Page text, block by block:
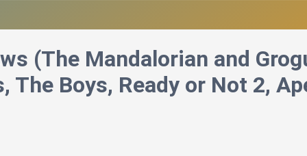
(The Mandalorian and
The Boys, Ready or Not 2,